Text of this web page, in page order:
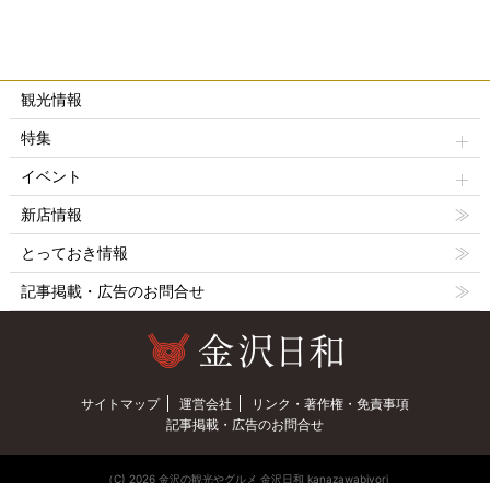
観光情報
特集
イベント
新店情報
とっておき情報
記事掲載・広告のお問合せ
サイトマップ 運営会社
リンク・著作権・免責事項
記事掲載・広告のお問合せ
（C) 2026 金沢の観光やグルメ 金沢日和 kanazawabiyori